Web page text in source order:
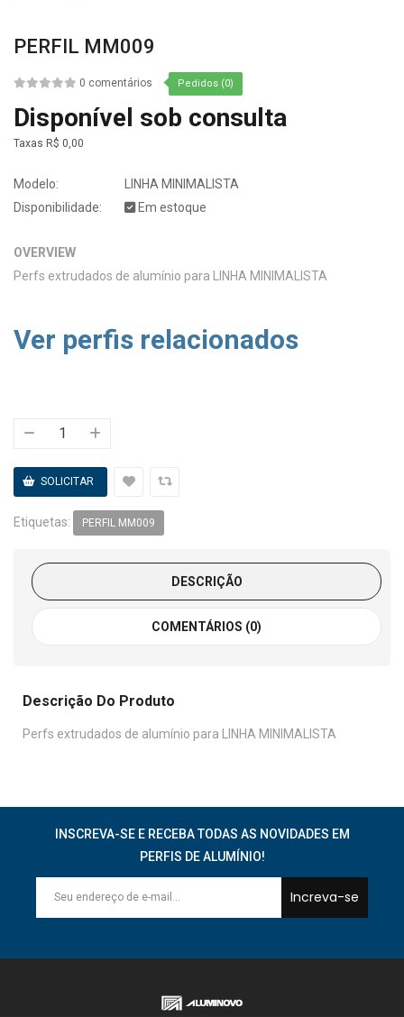
PERFIL MM009
0 comentários Pedidos (0)
Disponível sob consulta
Taxas R$ 0,00
Modelo:
LINHA MINIMALISTA
Disponibilidade:
Em estoque
OVERVIEW
Perfs extrudados de alumínio para LINHA MINIMALISTA
Ver perfis relacionados
Etiquetas: PERFIL MM009
DESCRIÇÃO
COMENTÁRIOS (0)
Descrição Do Produto
Perfs extrudados de alumínio para LINHA MINIMALISTA
INSCREVA-SE E RECEBA TODAS AS NOVIDADES EM
PERFIS DE ALUMÍNIO!
Increva-se